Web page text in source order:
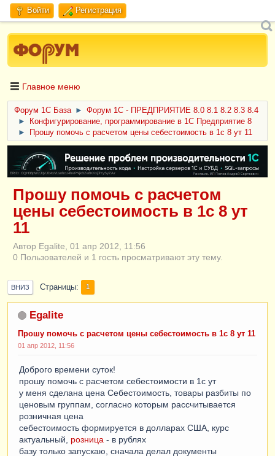
Войти Регистрация
Главное меню
Форум 1C База ►
Форум 1С - ПРЕДПРИЯТИЕ 8.0 8.1 8.2 8.3 8.4
►
Конфигурирование, программирование в 1С Предприятие 8
►
Прошу помочь с расчетом цены себестоимость в 1с 8 ут 11
ERID: CQH36pWzJqVJD4xVLsnhcU4hVPNjkBZe8KKxjJiYySyZAz
Прошу помочь с расчетом
цены себестоимость в 1с 8 ут
11
Автор Egalite, 01 апр 2012, 11:56
0 Пользователей и 1 гость просматривают эту тему.
ВНИЗ Страницы 1
Egalite
Прошу помочь с расчетом цены себестоимость в 1с 8 ут 11
01 апр 2012, 11:56
Доброго времени суток!
прошу помочь с расчетом себестоимости в 1с ут
у меня сделана цена Себестоимость, товары разбиты по
ценовым группам, согласно которым рассчитывается
розничная цена
себестоимость формируется в долларах США, курс
актуальный, розница - в рублях
базу только запускаю, сначала делал документы